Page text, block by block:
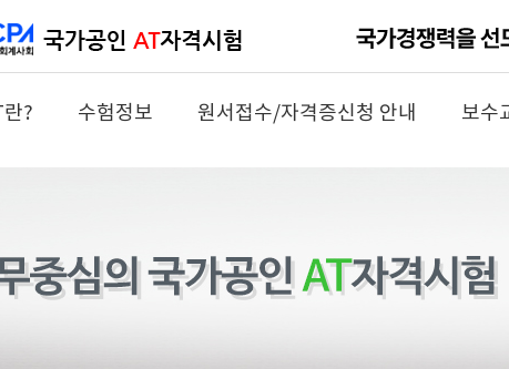
? 수험정보 원서접수/자격증신청 안내 보수